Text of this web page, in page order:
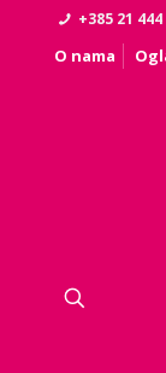
+385 21 444
O nama